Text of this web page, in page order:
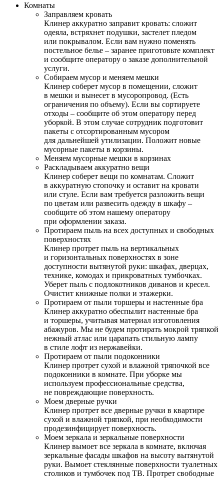
Комнаты
Заправляем кровать
Клинер аккуратно заправит кровать: сложит
одеяла, встряхнет подушки, застелет пледом
или покрывалом. Если вам нужно поменять
постельное белье – заранее приготовьте комплект
и сообщите оператору о заказе дополнительной
услуги.
Собираем мусор и меняем мешки
Клинер соберет мусор в помещении, сложит
в мешки и вынесет в мусоропровод. (Есть
ограничения по объему). Если вы сортируете
отходы – сообщите об этом оператору перед
уборкой. В этом случае сотрудник подготовит
пакеты с отсортированным мусором
для дальнейшей утилизации. Положит новые
мусорные пакеты в корзины.
Меняем мусорные мешки в корзинах
Раскладываем аккуратно вещи
Клинер соберет вещи по комнатам. Сложит
в аккуратную стопочку и оставит на кровати
или стуле. Если вам требуется разложить вещи
по цветам или развесить одежду в шкафу –
сообщите об этом нашему оператору
при оформлении заказа.
Протираем пыль на всех доступных и свободных
поверхностях
Клинер протрет пыль на вертикальных
и горизонтальных поверхностях в зоне
доступности вытянутой руки: шкафах, дверцах,
технике, комодах и прикроватных тумбочках.
Уберет пыль с подлокотников диванов и кресел.
Очистит книжные полки и этажерки.
Протираем от пыли торшеры и настенные бра
Клинер аккуратно обеспылит настенные бра
и торшеры, учитывая материал изготовления
абажуров. Мы не будем протирать мокрой тряпкой
нежный атлас или царапать стильную лампу
в стиле лофт из нержавейки.
Протираем от пыли подоконники
Клинер протрет сухой и влажной тряпочкой все
подоконники в комнате. При уборке мы
используем профессиональные средства,
не повреждающие поверхность.
Моем дверные ручки
Клинер протрет все дверные ручки в квартире
сухой и влажной тряпкой, при необходимости
продезинфицирует поверхность.
Моем зеркала и зеркальные поверхности
Клинер вымоет все зеркала в комнате, включая
зеркальные фасады шкафов на высоту вытянутой
руки. Вымоет стеклянные поверхности туалетных
столиков и тумбочек под ТВ. Протрет свободные